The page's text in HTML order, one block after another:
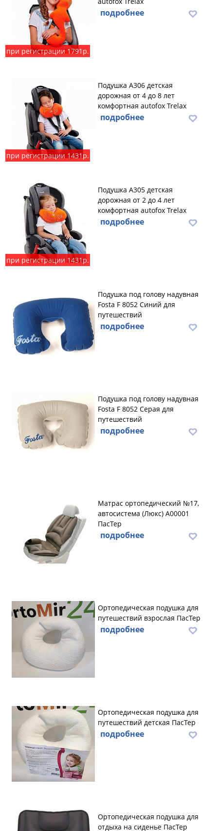
при регистрации 1791р.
подробнее
при регистрации 1431р.
Подушка А306 детская
дорожная от 4 до 8 лет
комфортная autofox Trelax
подробнее
при регистрации 1431р.
Подушка А305 детская
дорожная от 2 до 4 лет
комфортная autofox Trelax
подробнее
Подушка под голову надувная
Fosta F 8052 Синий для
путешествий
подробнее
Подушка под голову надувная
Fosta F 8052 Серая для
путешествий
подробнее
Матрас ортопедический №17,
автосистема (Люкс) А00001
ПасТер
подробнее
Ортопедическая подушка для
путешествий взрослая ПасТер
подробнее
Ортопедическая подушка для
путешествий детская ПасТер
подробнее
Ортопедическая подушка для
отдыха на сиденье ПасТер